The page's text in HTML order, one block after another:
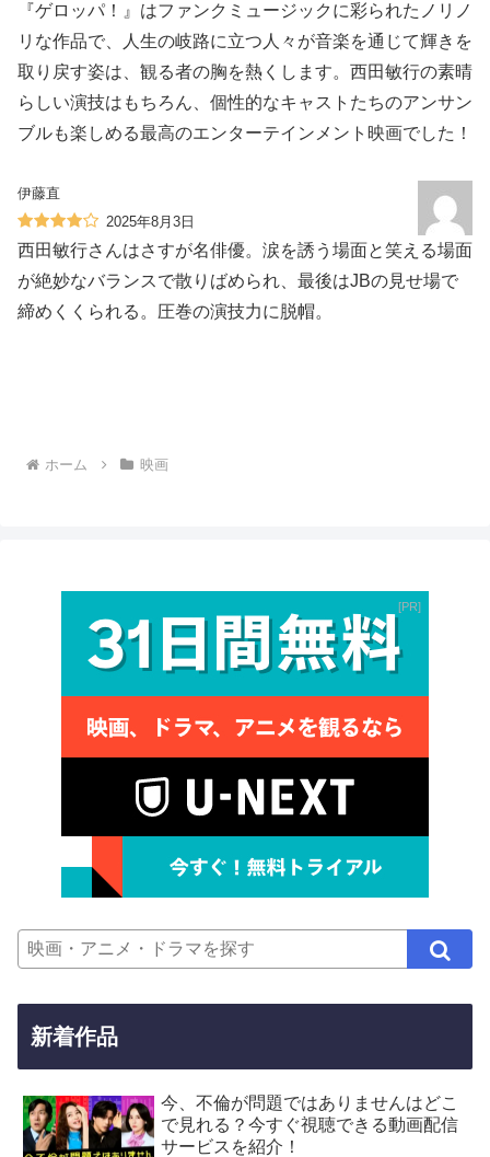
『ゲロッパ！』はファンクミュージックに彩られたノリノ
リな作品で、人生の岐路に立つ人々が音楽を通じて輝きを
取り戻す姿は、観る者の胸を熱くします。西田敏行の素晴
らしい演技はもちろん、個性的なキャストたちのアンサン
ブルも楽しめる最高のエンターテインメント映画でした！️
伊藤直
2025年8月3日
西田敏行さんはさすが名俳優。涙を誘う場面と笑える場面
が絶妙なバランスで散りばめられ、最後はJBの見せ場で
締めくくられる。圧巻の演技力に脱帽。
ホーム 映画
PR
新着作品
今、不倫が問題ではありませんはどこ
で見れる？今すぐ視聴できる動画配信
サービスを紹介！